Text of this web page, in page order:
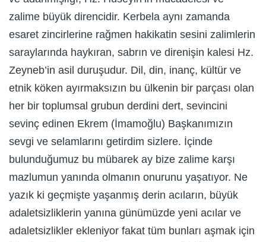
zalime büyük direncidir. Kerbela aynı zamanda
esaret zincirlerine rağmen hakikatin sesini zalimlerin
saraylarında haykıran, sabrın ve direnişin kalesi Hz.
Zeyneb’in asil duruşudur. Dil, din, inanç, kültür ve
etnik köken ayırmaksızın bu ülkenin bir parçası olan
her bir toplumsal grubun derdini dert, sevincini
sevinç edinen Ekrem (İmamoğlu) Başkanımızın
sevgi ve selamlarını getirdim sizlere. İçinde
bulunduğumuz bu mübarek ay bize zalime karşı
mazlumun yanında olmanın onurunu yaşatıyor. Ne
yazık ki geçmişte yaşanmış derin acıların, büyük
adaletsizliklerin yanına günümüzde yeni acılar ve
adaletsizlikler ekleniyor fakat tüm bunları aşmak için